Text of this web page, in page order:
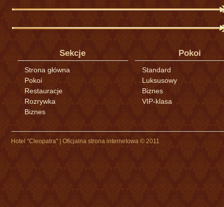
Sekcje
Strona główna
Pokoi
Restauracje
Rozrywka
Biznes
Pokoi
Standard
Luksusowy
Biznes
VIP-klasa
Hotel "Cleopatra" | Oficjalna strona internetowa © 2011